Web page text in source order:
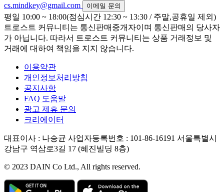
cs.mindkey@gmail.com
이메일 문의
평일 10:00 ~ 18:00(점심시간 12:30 ~ 13:30 / 주말,공휴일 제외)
트로스트 커뮤니티는 통신판매중개자이며 통신판매의 당사자
가 아닙니다. 따라서 트로스트 커뮤니티는 상품 거래정보 및
거래에 대하여 책임을 지지 않습니다.
이용약관
개인정보처리방침
공지사항
FAQ 도움말
광고 제휴 문의
크리에이터
대표이사 : 나승균 사업자등록번호 : 101-86-16191 서울특별시
강남구 역삼로3길 17 (혜진빌딩 8층)
© 2023 DAIN Co Ltd., All rights reserved.